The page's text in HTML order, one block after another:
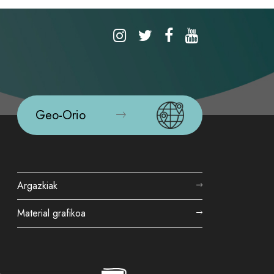
Geo-Orio
Argazkiak
Material grafikoa